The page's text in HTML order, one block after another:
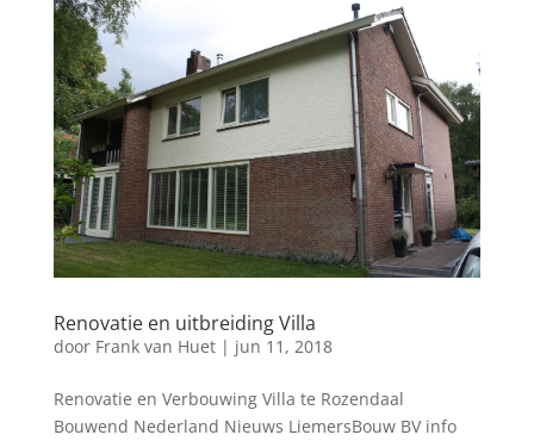
Renovatie en uitbreiding Villa
door Frank van Huet| jun 11, 2018
Renovatie en Verbouwing Villa te Rozendaal
Bouwend Nederland Nieuws LiemersBouw BV info